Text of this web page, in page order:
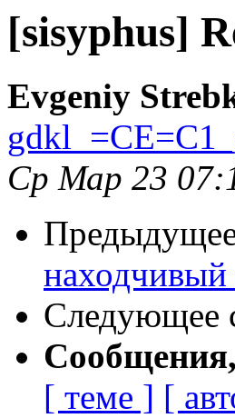
[sisyphus]
Evgeniy
Ср Мар 23
Следующее
[ теме ] [